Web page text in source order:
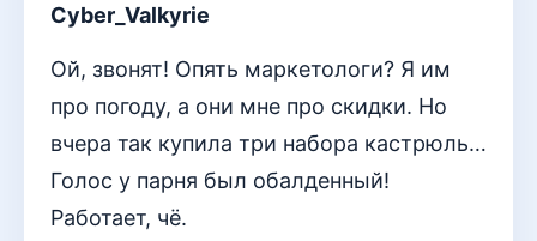
Cyber_Valkyrie
Ой, звонят! Опять маркетологи? Я им
про погоду, а они мне про скидки. Но
вчера так купила три набора кастрюль…
Голос у парня был обалденный!
Работает, чё.